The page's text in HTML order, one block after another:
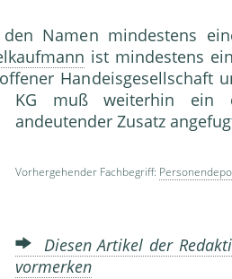
Namen mindestens
ist mindestens
Handeisgesellschaft
KG muß weiterhin ein
andeutender Zusatz
Vorhergehender Fachbegriff:
Diesen Artikel der
vormerken